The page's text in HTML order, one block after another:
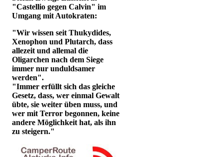
"Castellio gegen Calvin" im
Umgang mit Autokraten:
"Wir wissen seit Thukydides,
Xenophon und Plutarch, dass
allezeit und allemal die
Oligarchen nach dem Siege
immer nur unduldsamer
werden".
"Immer erfüllt sich das gleiche
Gesetz, dass, wer einmal Gewalt
übte, sie weiter üben muss, und
wer mit Terror begonnen, keine
andere Möglichkeit hat, als ihn
zu steigern."